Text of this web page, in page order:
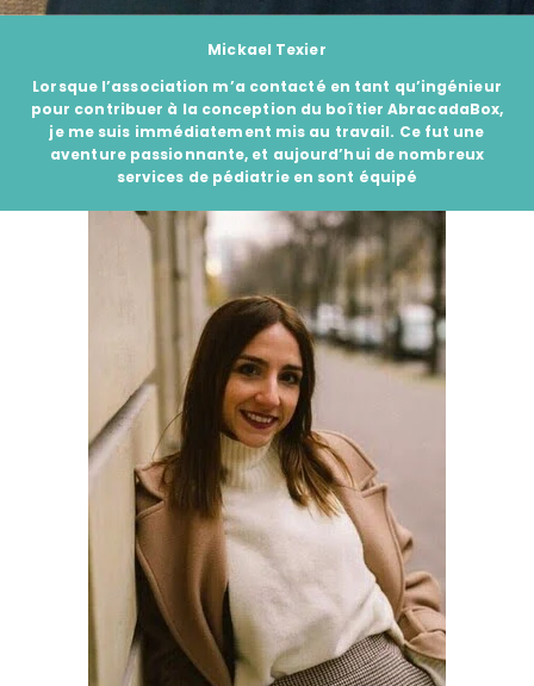
Mickael Texier
Lorsque l’association m’a contacté en tant qu’ingénieur
pour contribuer à la conception du boîtierAbracadaBox,
je me suis immédiatement mis au travail. Ce fut une
aventure passionnante, et aujourd’hui de nombreux
services de pédiatrie en sont équipé